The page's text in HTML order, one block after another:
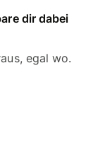
dir dabei
egal wo.